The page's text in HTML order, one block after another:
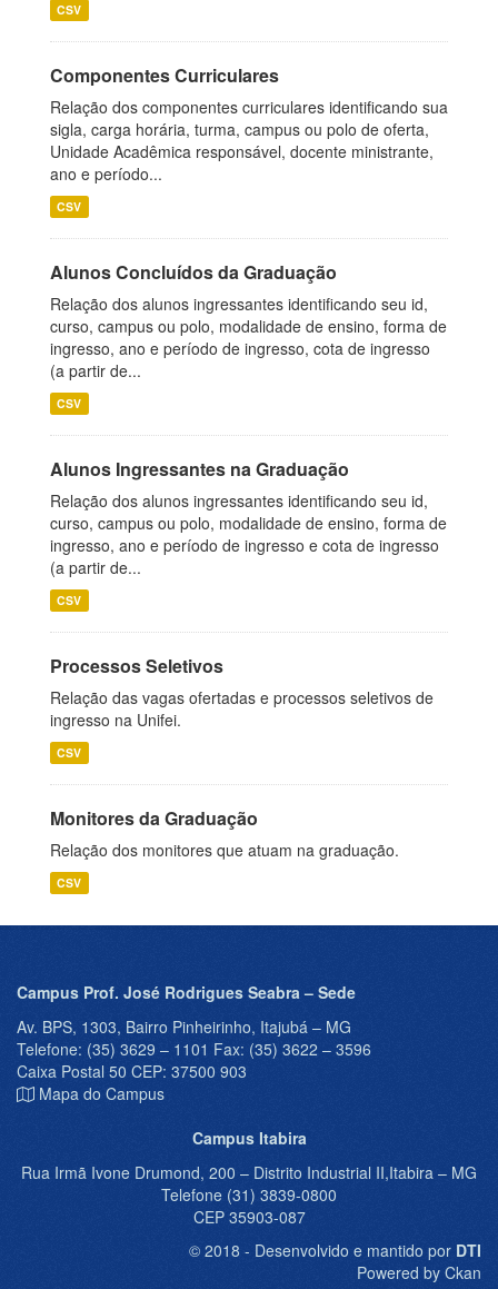
CSV
Componentes Curriculares
Relação dos componentes curriculares identificando sua
sigla, carga horária, turma, campus ou polo de oferta,
Unidade Acadêmica responsável, docente ministrante,
ano e período...
CSV
Alunos Concluídos da Graduação
Relação dos alunos ingressantes identificando seu id,
curso, campus ou polo, modalidade de ensino, forma de
ingresso, ano e período de ingresso, cota de ingresso
(a partir de...
CSV
Alunos Ingressantes na Graduação
Relação dos alunos ingressantes identificando seu id,
curso, campus ou polo, modalidade de ensino, forma de
ingresso, ano e período de ingresso e cota de ingresso
(a partir de...
CSV
Processos Seletivos
Relação das vagas ofertadas e processos seletivos de
ingresso na Unifei.
CSV
Monitores da Graduação
Relação dos monitores que atuam na graduação.
CSV
Campus Prof. José Rodrigues Seabra – Sede
Av. BPS, 1303, Bairro Pinheirinho, Itajubá – MG
Telefone: (35) 3629 – 1101 Fax: (35) 3622 – 3596
Caixa Postal 50 CEP: 37500 903
Mapa do Campus
Campus Itabira
Rua Irmã Ivone Drumond, 200 – Distrito Industrial II,Itabira – MG
Telefone (31) 3839-0800
CEP 35903-087
© 2018 - Desenvolvido e mantido por DTI
Powered by Ckan